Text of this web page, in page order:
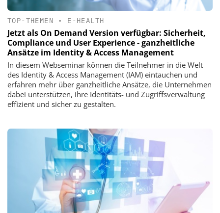
TOP-THEMEN • E-HEALTH
Jetzt als On Demand Version verfügbar: Sicherheit,
Compliance und User Experience - ganzheitliche
Ansätze im Identity & Access Management
In diesem Webseminar können die Teilnehmer in die Welt
des Identity & Access Management (IAM) eintauchen und
erfahren mehr über ganzheitliche Ansätze, die Unternehmen
dabei unterstützen, ihre Identitäts- und Zugriffsverwaltung
effizient und sicher zu gestalten.